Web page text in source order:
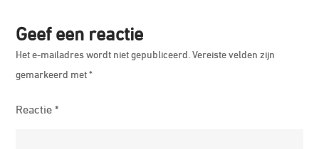
Geef een reactie
Het e-mailadres wordt niet gepubliceerd. Vereiste velden zijn
gemarkeerd met*
Reactie*